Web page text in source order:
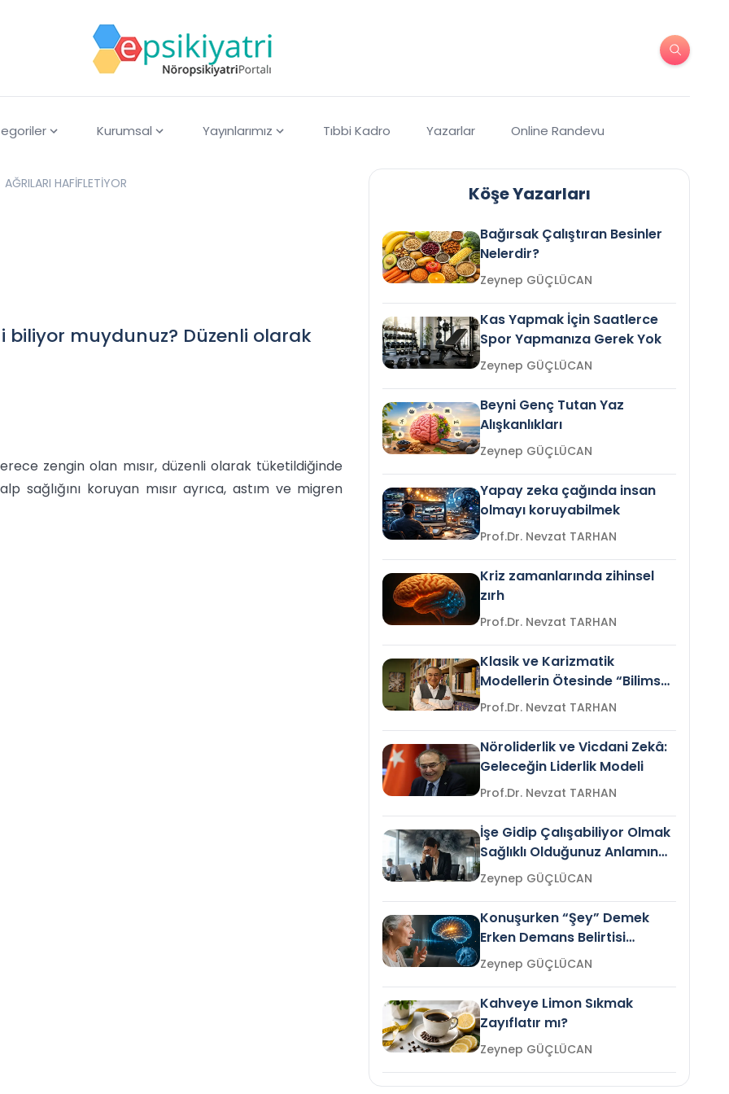
Kurumsal Yayınlarımız Tıbbi Kadro Yazarlar Online Randevu
AĞRILARI HAFİFLETİYOR
biliyor muydunuz? Düzenli olarak
zengin olan mısır, düzenli olarak tüketildiğinde
sağlığını koruyan mısır ayrıca, astım ve migren
Köşe Yazarları
Bağırsak Çalıştıran Besinler
Nelerdir?
Zeynep GÜÇLÜCAN
Kas Yapmak İçin Saatlerce
Spor Yapmanıza Gerek Yok
Zeynep GÜÇLÜCAN
Beyni Genç Tutan Yaz
Alışkanlıkları
Zeynep GÜÇLÜCAN
Yapay zeka çağında insan
olmayı koruyabilmek
Prof.Dr. Nevzat TARHAN
Kriz zamanlarında zihinsel
zırh
Prof.Dr. Nevzat TARHAN
Klasik ve Karizmatik
Modellerin Ötesinde “Bilimsel
Liderlik”
Prof.Dr. Nevzat TARHAN
Nöroliderlik ve Vicdani Zekâ:
Geleceğin Liderlik Modeli
Prof.Dr. Nevzat TARHAN
İşe Gidip Çalışabiliyor Olmak
Sağlıklı Olduğunuz Anlamına
Gelir mi?Zeynep GÜÇLÜCAN
Konuşurken “Şey” Demek
Erken Demans Belirtisi
Olabilir mi?Zeynep GÜÇLÜCAN
Kahveye Limon Sıkmak
Zayıflatır mı?
Zeynep GÜÇLÜCAN